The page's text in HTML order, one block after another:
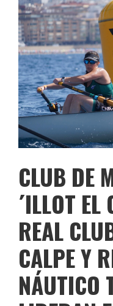
CLUB DE
´ILLOT EL
REAL
CALPE Y
NÁUTICO